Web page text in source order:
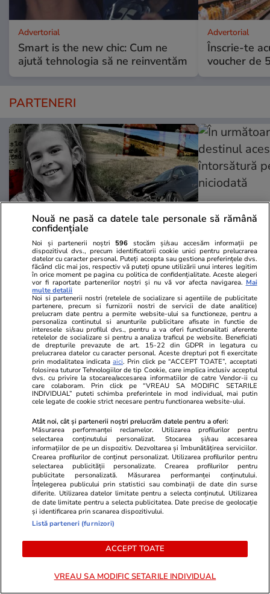
Advertorial
Smart is the new chic: Cum ne
ajută tehnologia să ne reinventăm
Advertorial
Înscrie-te
voucher de
PARTENERI
Wowbiz.ro
Durere fără margini după
moartea Raisei, fetița de 9 ani
ucisă în accidentul de la Cluj.
Mesajul sfâșietor al mamei sale:
„Te iubim…”
Redactia.ro
În
întorsătură
niciodată
POLITIC
Politică 04 aug.
România riscă să piardă
miliarde de euro din PNRR
după un vot în Senat. De ce
sunt contestate modificările la
legea decarbonizării
Politică
Nicușor Dan a promulgat legile
privind plafonarea prețului la
carburanți și TVA de 9% la
Nouă ne pasă ca datele tale personale să rămână
confidențiale
Noi și partenerii noștri 596 stocăm și/sau accesăm informații pe
dispozitivul dvs., precum identificatorii cookie unici pentru prelucrarea
datelor cu caracter personal. Puteți accepta sau gestiona preferințele dvs.
făcând clic mai jos, respectiv vă puteți opune utilizării unui interes legitim
în orice moment pe pagina cu politica de confidențialitate. Aceste alegeri
vor fi raportate partenerilor noștri și nu vă vor afecta navigarea. Mai
multe detalii
Noi si partenerii nostri (retelele de socializare si agentiile de publicitate
partenere, precum si furnizorii nostri de servicii de date analitice)
prelucram date pentru a permite website-ului sa functioneze, pentru a
personaliza continutul si anunturile publicitare afisate in functie de
interesele si/sau profilul dvs., pentru a va oferi functionalitati aferente
retelelor de socializare si pentru a analiza traficul pe website. Beneficiati
de drepturile prevazute de art. 15-22 din GDPR in legatura cu
prelucrarea datelor cu caracter personal. Aceste drepturi pot fi exercitate
prin modalitatea indicataaici. Prin click pe “ACCEPT TOATE”, acceptati
folosirea tuturor Tehnologiilor de tip Cookie, care implica inclusiv acceptul
dvs. cu privire la stocarea/accesarea informatiilor de catre Vendor-ii cu
care colaboram. Prin click pe “VREAU SA MODIFIC SETARILE
INDIVIDUAL” puteti schimba preferintele in mod individual, mai putin
cele legate de cookie strict necesare pentru functionarea website-ului.
Atât noi, cât și partenerii noștri prelucrăm datele pentru a oferi:
Măsurarea performanței reclamelor. Utilizarea profilurilor pentru
selectarea conținutului personalizat. Stocarea și/sau accesarea
informațiilor de pe un dispozitiv. Dezvoltarea și îmbunătățirea serviciilor.
Crearea profilurilor de conținut personalizat. Utilizarea profilurilor pentru
selectarea publicității personalizate. Crearea profilurilor pentru
publicitate personalizată. Măsurarea performanței conținutului.
Înțelegerea publicului prin statistici sau combinații de date din surse
diferite. Utilizarea datelor limitate pentru a selecta conținutul. Utilizarea
de date limitate pentru a selecta publicitatea. Date precise de geolocație
și identificarea prin scanarea dispozitivului.
Listă parteneri (furnizori)
ACCEPT TOATE
VREAU SA MODIFIC SETARILE INDIVIDUAL